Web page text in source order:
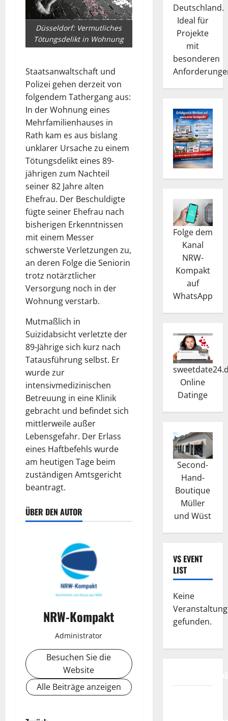
Düsseldorf: Vermutliches
Tötungsdelikt in Wohnung
Staatsanwaltschaft und
Polizei gehen derzeit von
folgendem Tathergang aus:
In der Wohnung eines
Mehrfamilienhauses in
Rath kam es aus bislang
unklarer Ursache zu einem
Tötungsdelikt eines 89-
jährigen zum Nachteil
seiner 82 Jahre alten
Ehefrau. Der Beschuldigte
fügte seiner Ehefrau nach
bisherigen Erkenntnissen
mit einem Messer
schwerste Verletzungen zu,
an deren Folge die Seniorin
trotz notärztlicher
Versorgung noch in der
Wohnung verstarb.
Mutmaßlich in
Suizidabsicht verletzte der
89-Jährige sich kurz nach
Tatausführung selbst. Er
wurde zur
intensivmedizinischen
Betreuung in eine Klinik
gebracht und befindet sich
mittlerweile außer
Lebensgefahr. Der Erlass
eines Haftbefehls wurde
am heutigen Tage beim
zuständigen Amtsgericht
beantragt.
ÜBER DEN AUTOR
NRW-Kompakt
Administrator
Besuchen Sie die
Website
Alle Beiträge anzeigen
Deutschland.
Ideal für
Projekte
mit
besonderen
Folge dem
Kanal
NRW-
Kompakt
auf
WhatsApp
Online
Datinge
Second-
Hand-
Boutique
Müller
und Wüst
VS EVENT
LIST
Keine
gefunden.